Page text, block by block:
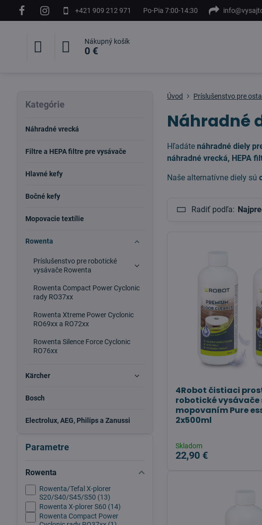
+421 909 212 971 Po-Pia 7:00-14:30
Nákupný košík
0 €
Úvod Príslušenstvo pre
Náhradné
Hľadáte náhradné diely
náhradné vrecká, HEPA
Naše alternatívne diely sú
Radiť podľa:
4Robot čistiaci
robotické vysávače
mopovaním Pure
2x500ml
Skladom
22,90 €
Parametre
Rowenta
Rowenta/Tefal X-plorer
S20/S40/S45/S50 (13)
Rowenta X-plorer S60 (14)
Rowenta Compact Power
Kategórie
Náhradné vrecká
Filtre a HEPA filtre pre vysávače
Hlavné kefy
Bočné kefy
Mopovacie textílie
Rowenta
Príslušenstvo pre robotické
vysávače Rowenta
Rowenta Compact Power Cyclonic
rady RO37xx
Rowenta Xtreme Power Cyclonic
RO69xx a RO72xx
Rowenta Silence Force Cyclonic
RO76xx
Kärcher
Bosch
Electrolux, AEG, Philips a Zanussi